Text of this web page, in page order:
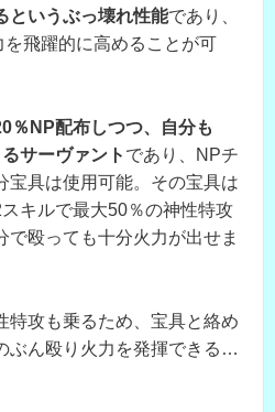
というぶっ壊れ性能であり、
飛躍的に高めることが可
％NP配布しつつ、自分も
サーヴァント であり、NPチ
宝具は使用可能。その宝具は
キルで最大50％の神性特攻
で殴っても十分火力が出せま
特攻も乗るため、宝具と絡め
ぶん殴り火力を発揮できる…